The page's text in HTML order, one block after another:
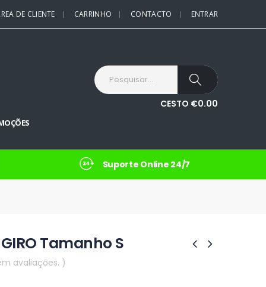
DE CLIENTE CARRINHO CONTACTO ENTRAR
CESTO €0.00
Suporte Online 24/7
Tamanho S
avaliações. )